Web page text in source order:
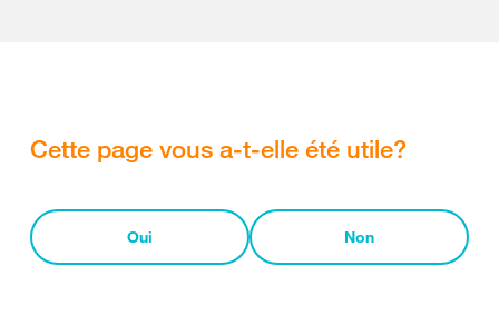
Cette page vous a-t-elle été utile?
Oui Non